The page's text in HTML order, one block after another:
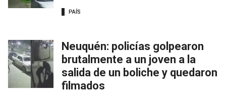
PAÍS
Neuquén: policías golpearon
brutalmente a un joven a la
salida de un boliche y quedaron
filmados